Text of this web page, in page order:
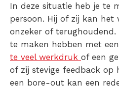
In deze situatie heb je te
persoon. Hij of zij kan het
onzeker of
te maken hebben met
te veel werkdruk of een
of zij stevige feedback op
een bore-out kan een